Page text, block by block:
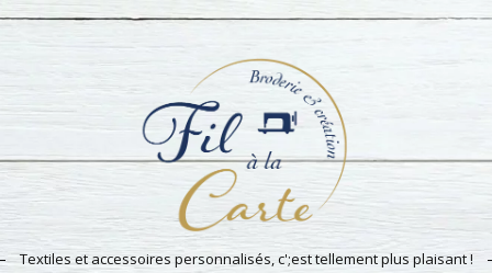
Textiles et accessoires personnalisés, c';est tellement plus plaisant !